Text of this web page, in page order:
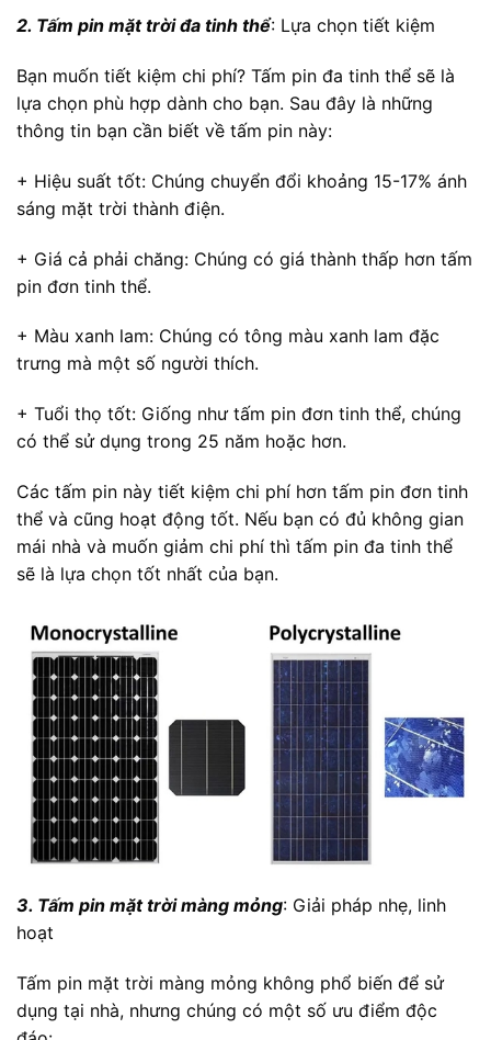
2. Tấm pin mặt trời đa tinh thể: Lựa chọn tiết kiệm
Bạn muốn tiết kiệm chi phí? Tấm pin đa tinh thể sẽ là
lựa chọn phù hợp dành cho bạn. Sau đây là những
thông tin bạn cần biết về tấm pin này:
+ Hiệu suất tốt: Chúng chuyển đổi khoảng 15-17% ánh
sáng mặt trời thành điện.
+ Giá cả phải chăng: Chúng có giá thành thấp hơn tấm
pin đơn tinh thể.
+ Màu xanh lam: Chúng có tông màu xanh lam đặc
trưng mà một số người thích.
+ Tuổi thọ tốt: Giống như tấm pin đơn tinh thể, chúng
có thể sử dụng trong 25 năm hoặc hơn.
Các tấm pin này tiết kiệm chi phí hơn tấm pin đơn tinh
thể và cũng hoạt động tốt. Nếu bạn có đủ không gian
mái nhà và muốn giảm chi phí thì tấm pin đa tinh thể
sẽ là lựa chọn tốt nhất của bạn.
3. Tấm pin mặt trời màng mỏng: Giải pháp nhẹ, linh
hoạt
Tấm pin mặt trời màng mỏng không phổ biến để sử
dụng tại nhà, nhưng chúng có một số ưu điểm độc